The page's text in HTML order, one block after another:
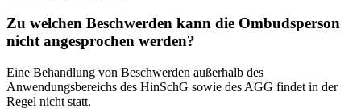
Zu welchen Beschwerden kann die Ombudsperson
nicht angesprochen werden?
Eine Behandlung von Beschwerden außerhalb des
Anwendungsbereichs des HinSchG sowie des AGG findet in der
Regel nicht statt.